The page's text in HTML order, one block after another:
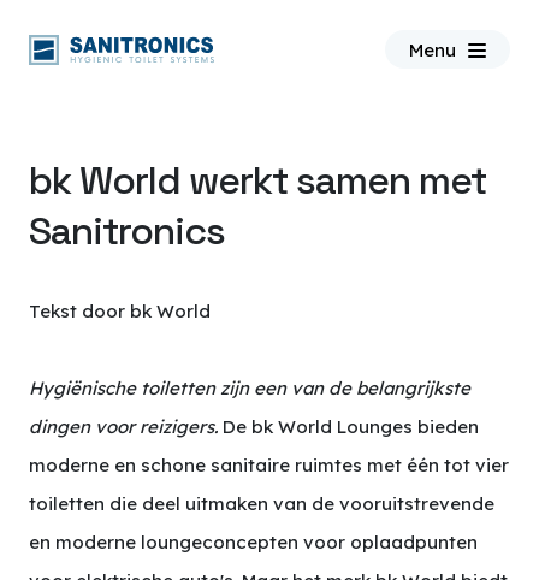
Menu
bk World werkt samen met
Sanitronics
Tekst door bk World
Hygiënische toiletten zijn een van de belangrijkste
dingen voor reizigers. De bk World Lounges bieden
moderne en schone sanitaire ruimtes met één tot vier
toiletten die deel uitmaken van de vooruitstrevende
en moderne loungeconcepten voor oplaadpunten